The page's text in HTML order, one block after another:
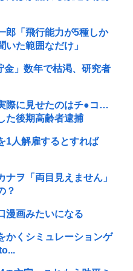
郎「飛行能力が5種しか
た範囲なだけ」
金」数年で枯渇、研究者
際に見せたのはチ●コ…
た後期高齢者逮捕
1人解雇するとすれば
ヲ「両目見えません」
？
漫画みたいになる
かくシミュレーションゲ